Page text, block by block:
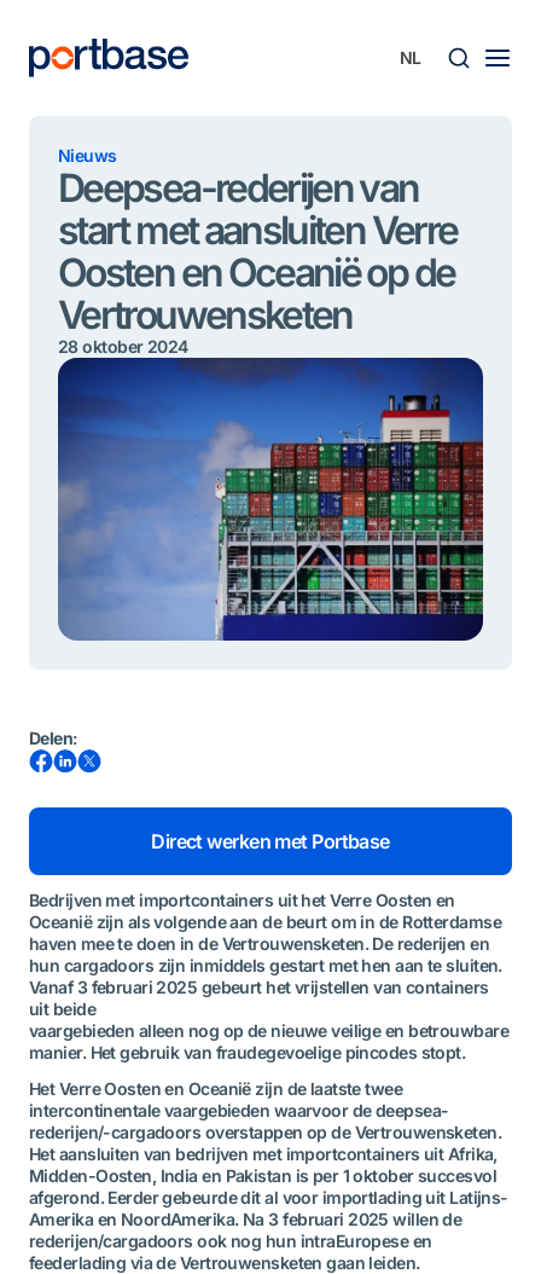
inhoud
Nieuws
Deepsea-rederijen van
start met aansluiten Verre
Oosten en Oceanië op de
Vertrouwensketen
28 oktober 2024
Delen:
Direct werken met Portbase
Bedrijven met importcontainers uit het Verre Oosten en
Oceanië zijn als volgende aan de beurt om in de Rotterdamse
haven mee te doen in de Vertrouwensketen. De rederijen en
hun cargadoors zijn inmiddels gestart met hen aan te sluiten.
Vanaf 3 februari 2025 gebeurt het vrijstellen van containers
uit beide
vaargebieden alleen nog op de nieuwe veilige en betrouwbare
manier. Het gebruik van fraudegevoelige pincodes stopt.
Het Verre Oosten en Oceanië zijn de laatste twee
intercontinentale vaargebieden waarvoor de deepsea-
rederijen/-cargadoors overstappen op de Vertrouwensketen.
Het aansluiten van bedrijven met importcontainers uit Afrika,
Midden-Oosten, India en Pakistan is per 1 oktober succesvol
afgerond. Eerder gebeurde dit al voor importlading uit Latijns-
Amerika en NoordAmerika. Na 3 februari 2025 willen de
rederijen/cargadoors ook nog hun intraEuropese en
feederlading via de Vertrouwensketen gaan leiden.